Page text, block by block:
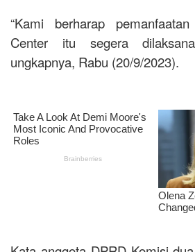
“Kami berharap
Center itu segera
ungkapnya, Rabu (20/9/2023).